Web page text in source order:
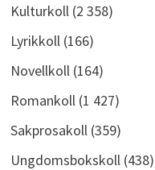
Kulturkoll(2 358)
Lyrikkoll(166)
Novellkoll(164)
Romankoll(1 427)
Sakprosakoll(359)
Ungdomsbokskoll(438)